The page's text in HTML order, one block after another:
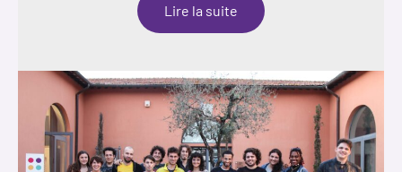
Lire la suite
Kreyol
Melting